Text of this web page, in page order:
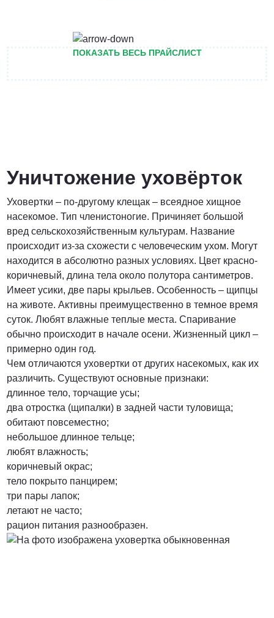
Договорная
ПОЗВОНИТЬ
от 1500 Руб.
ПОЗВОНИТЬ
ПОЗВОНИТЬ
ПОЗВОНИТЬ
Договорная
ПОКАЗАТЬ ВЕСЬ ПРАЙСЛИСТ
Уничтожение уховёрток
Уховертки – по-другому клещак – всеядное хищное
насекомое. Тип членистоногие. Причиняет большой
вред сельскохозяйственным культурам. Название
происходит из-за схожести с человеческим ухом. Могут
находится в абсолютно разных условиях. Цвет красно-
коричневый, длина тела около полутора сантиметров.
Имеет усики, две пары крыльев. Особенность – щипцы
на животе. Активны преимущественно в темное время
суток. Любят влажные теплые места. Спаривание
обычно происходит в начале осени. Жизненный цикл –
примерно один год.
Чем отличаются уховертки от других насекомых, как их
различить. Существуют основные признаки:
длинное тело, торчащие усы;
два отростка (щипалки) в задней части туловища;
обитают повсеместно;
небольшое длинное тельце;
любят влажность;
коричневый окрас;
тело покрыто панцирем;
три пары лапок;
летают не часто;
рацион питания разнообразен.